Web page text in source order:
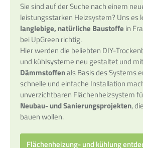
Sie sind auf der Suche nach einem
leistungsstarken Heizsystem? Uns es
langlebige, natürliche Baustoffe in
bei UpGreen richtig.
Hier werden die beliebten DIY-
und kühlsysteme neu gestaltet und mit
Dämmstoffenals Basis des Systems
schnelle und einfache Installation
unverzichtbaren Flächenheizsystem
Neubau- und Sanierungsprojekten,
bauen wollen.
Flächenheizung- und kühlung